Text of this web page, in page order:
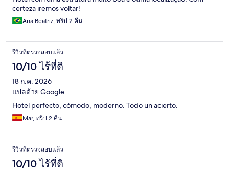
certeza iremos voltar!
Ana Beatriz, ทริป 2 คืน
รีวิวที่ตรวจสอบแล้ว
10/10 ไร้ที่ติ
18 ก.ค. 2026
แปลด้วย Google
Hotel perfecto, cómodo, moderno. Todo un acierto.
Mar, ทริป 2 คืน
รีวิวที่ตรวจสอบแล้ว
10/10 ไร้ที่ติ